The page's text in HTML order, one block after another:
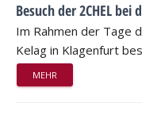
Besuch der 2CHEL bei
Im Rahmen der Tage
Kelag in Klagenfurt
MEHR